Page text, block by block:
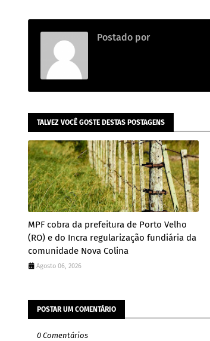
Postado por
TALVEZ VOCÊ GOSTE DESTAS POSTAGENS
MPF cobra da prefeitura de Porto Velho
(RO) e do Incra regularização fundiária da
comunidade Nova Colina
Agosto 06, 2026
POSTAR UM COMENTÁRIO
0 Comentários